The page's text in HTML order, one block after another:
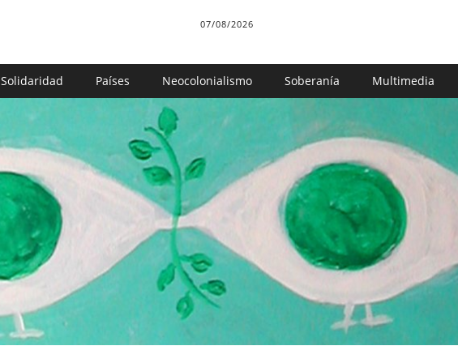
07/08/2026
Solidaridad Países Neocolonialismo Soberanía Multimedia